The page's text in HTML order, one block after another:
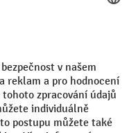
obruby, délka 2000